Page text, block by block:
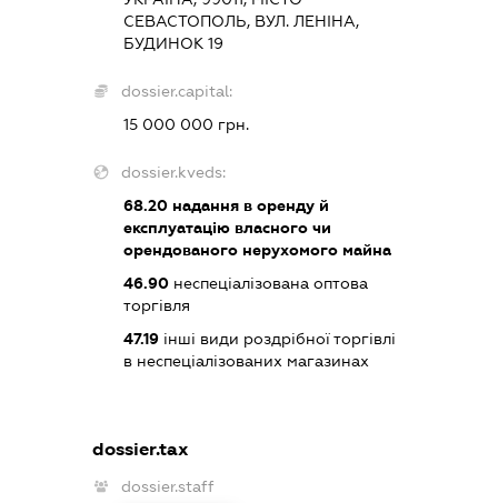
СЕВАСТОПОЛЬ, ВУЛ. ЛЕНІНА,
БУДИНОК 19
dossier.capital:
15 000 000 грн.
dossier.kveds:
68.20надання в оренду й
експлуатацію власного чи
орендованого нерухомого майна
46.90неспеціалізована оптова
торгівля
47.19інші види роздрібної торгівлі
в неспеціалізованих магазинах
dossier.tax
dossier.staff